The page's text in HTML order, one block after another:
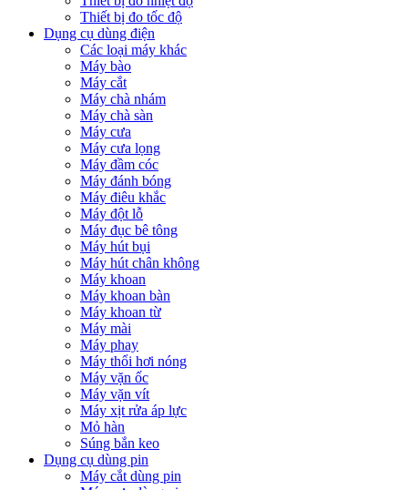
Thiết bị đo tốc độ
Dụng cụ dùng điện
Các loại máy khác
Máy bào
Máy cắt
Máy chà nhám
Máy chà sàn
Máy cưa
Máy cưa lọng
Máy đầm cóc
Máy đánh bóng
Máy điêu khắc
Máy đột lỗ
Máy đục bê tông
Máy hút bụi
Máy hút chân không
Máy khoan
Máy khoan bàn
Máy khoan từ
Máy mài
Máy phay
Máy thổi hơi nóng
Máy vặn ốc
Máy vặn vít
Máy xịt rửa áp lực
Mỏ hàn
Súng bắn keo
Dụng cụ dùng pin
Máy cắt dùng pin